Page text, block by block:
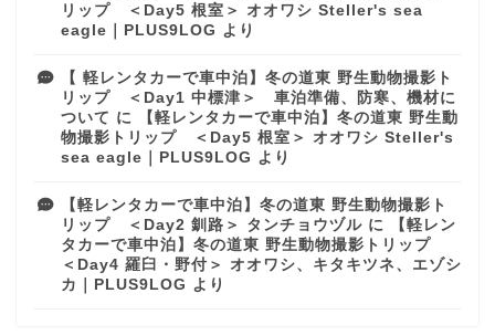
リップ ＜Day5 根室＞ オオワシ Steller's sea
eagle｜PLUS9LOG より
【 軽レンタカーで車中泊】冬の道東 野生動物撮影ト
リップ ＜Day1 中標津＞ 車泊準備、防寒、機材に
ついて に
【軽レンタカーで車中泊】冬の道東 野生動
物撮影トリップ ＜Day5 根室＞ オオワシ Steller's
sea eagle｜PLUS9LOG より
【軽レンタカーで車中泊】冬の道東 野生動物撮影ト
リップ ＜Day2 釧路＞ タンチョウヅル に
【軽レン
タカーで車中泊】冬の道東 野生動物撮影トリップ
＜Day4 羅臼・野付＞ オオワシ、キタキツネ、エゾシ
カ｜PLUS9LOG より